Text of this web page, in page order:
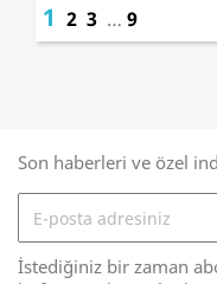
1 2 3 … 9
Son haberleri ve özel
İstediğiniz bir zaman